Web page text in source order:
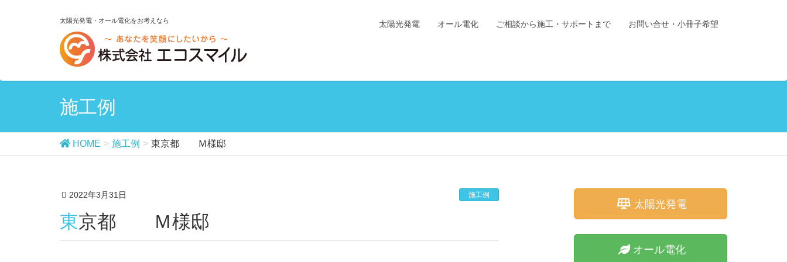
太陽光発電・オール電化をお考えなら 太陽光発電 オール電化 ご相談から施工・サポートまで お問い合せ・小冊子希望
施工例
HOME 施工例 東京都 Ｍ様邸
2022年3月31日 施工例
東京都 Ｍ様邸
太陽光発電
オール電化